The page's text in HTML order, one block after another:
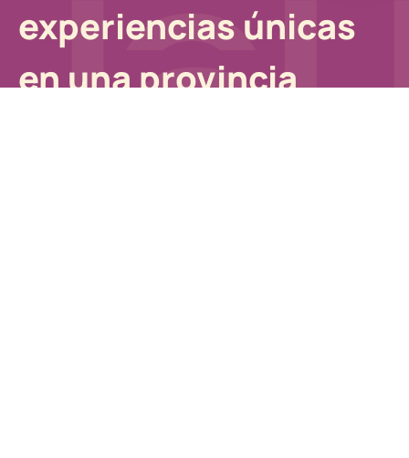
experiencias únicas
en una provincia